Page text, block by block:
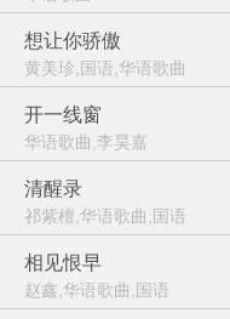
想让你骄傲
黄美珍,国语,华语歌曲
开一线窗
华语歌曲,李昊嘉
清醒录
祁紫檀,华语歌曲,国语
相见恨早
赵鑫,华语歌曲,国语